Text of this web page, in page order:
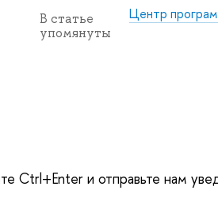
В статье
упомянуты
Центр
Ctrl+Enter и отправьте нам